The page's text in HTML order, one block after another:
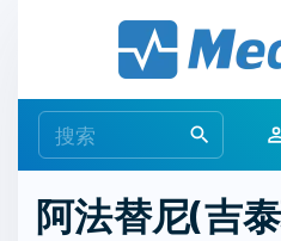
e
r
阿法替尼(吉